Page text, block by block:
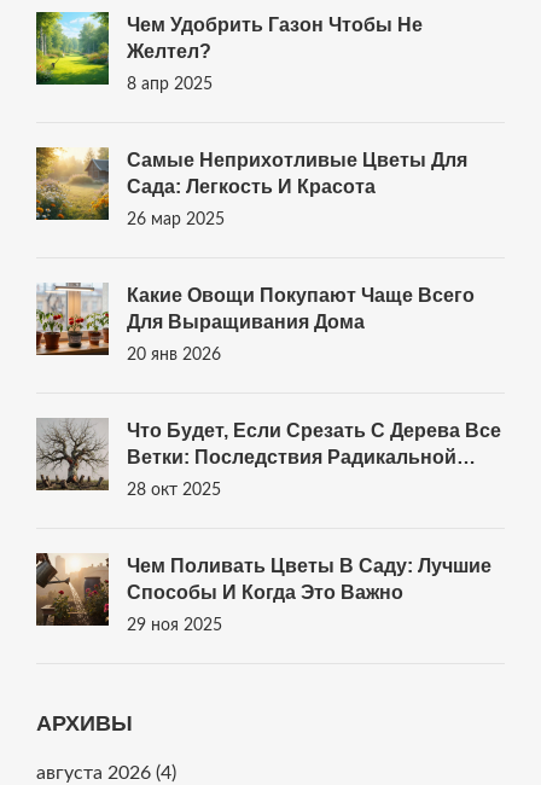
Чем Удобрить Газон Чтобы Не
Желтел?
8 апр 2025
Самые Неприхотливые Цветы Для
Сада: Легкость И Красота
26 мар 2025
Какие Овощи Покупают Чаще Всего
Для Выращивания Дома
20 янв 2026
Что Будет, Если Срезать С Дерева Все
Ветки: Последствия Радикальной
Обрезки Плодовых Деревьев
28 окт 2025
Чем Поливать Цветы В Саду: Лучшие
Способы И Когда Это Важно
29 ноя 2025
АРХИВЫ
августа 2026 (4)